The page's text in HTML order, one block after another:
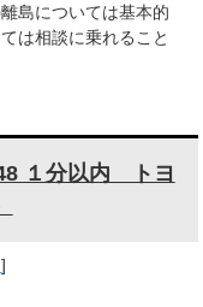
島については基本的
は相談に乗れること
１分以内 トヨ
]